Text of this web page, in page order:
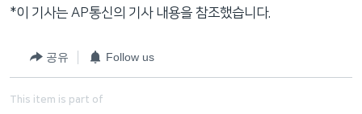
*이 기사는 AP통신의 기사 내용을 참조했습니다.
공유 Follow us
This item is part of